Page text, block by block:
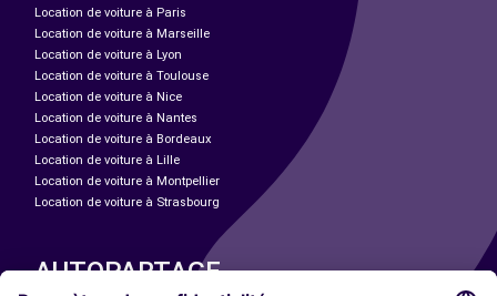
Location de voiture à Paris
Location de voiture à Marseille
Location de voiture à Lyon
Location de voiture à Toulouse
Location de voiture à Nice
Location de voiture à Nantes
Location de voiture à Bordeaux
Location de voiture à Lille
Location de voiture à Montpellier
Location de voiture à Strasbourg
AUTOPARTAGE